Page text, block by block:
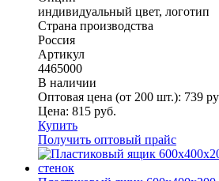
индивидуальный цвет, логотип
Страна производства
Россия
Артикул
4465000
В наличии
Оптовая цена (от 200 шт.): 739
Цена: 815 руб.
Купить
Получить оптовый прайс